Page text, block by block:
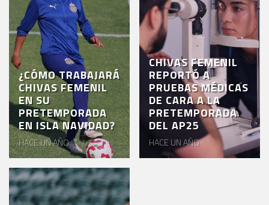
¿CÓMO TRABAJARÁ
CHIVAS FEMENIL
EN SU
PRETEMPORADA
EN ISLA NAVIDAD?
HACE UN AÑO
CHIVAS FEMENIL
REPORTÓ A
PRUEBAS MÉDICAS
DE CARA A LA
PRETEMPORADA
DEL AP25
HACE UN AÑO